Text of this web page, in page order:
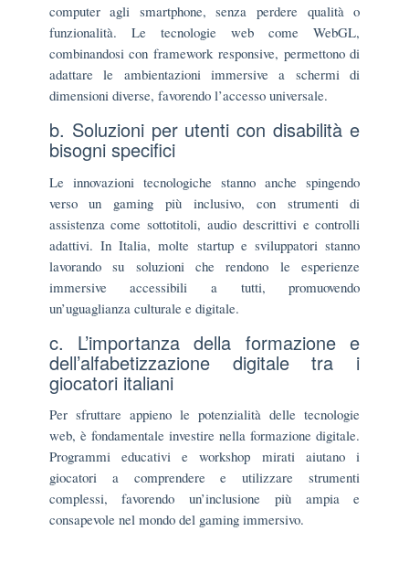
computer agli smartphone, senza perdere qualità o
funzionalità. Le tecnologie web come WebGL,
combinandosi con framework responsive, permettono di
adattare le ambientazioni immersive a schermi di
dimensioni diverse, favorendo l’accesso universale.
b. Soluzioni per utenti con disabilità e
bisogni specifici
Le innovazioni tecnologiche stanno anche spingendo
verso un gaming più inclusivo, con strumenti di
assistenza come sottotitoli, audio descrittivi e controlli
adattivi. In Italia, molte startup e sviluppatori stanno
lavorando su soluzioni che rendono le esperienze
immersive accessibili a tutti, promuovendo
un’uguaglianza culturale e digitale.
c. L’importanza della formazione e
dell’alfabetizzazione digitale tra i
giocatori italiani
Per sfruttare appieno le potenzialità delle tecnologie
web, è fondamentale investire nella formazione digitale.
Programmi educativi e workshop mirati aiutano i
giocatori a comprendere e utilizzare strumenti
complessi, favorendo un’inclusione più ampia e
consapevole nel mondo del gaming immersivo.